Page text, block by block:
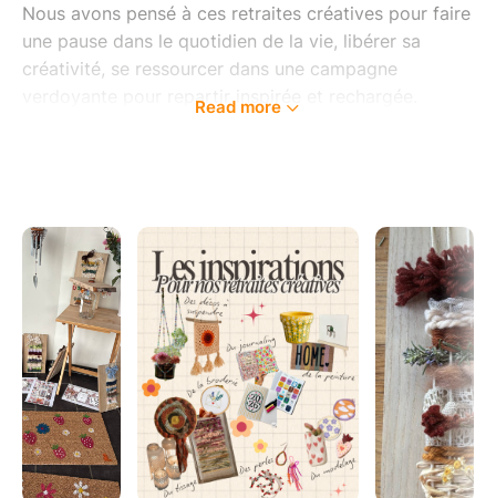
Nous avons pensé à ces retraites créatives pour faire
une pause dans le quotidien de la vie, libérer sa
créativité, se ressourcer dans une campagne
verdoyante pour repartir inspirée et rechargée.
Une déconnexion de 3 jours et 2 nuits en côte
Roannaise dans la Loire (42), pour une multitude
d'activités créatives, quelques exemples dans cette
liste non exhaustive :
-Tissage
-Peinture
-Perles
-Macramé
-Broderie
Read more